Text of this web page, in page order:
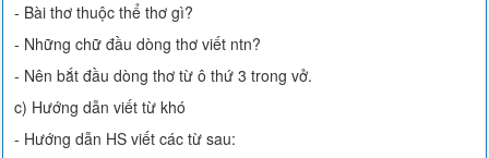
- Bài thơ thuộc thể thơ gì?
- Những chữ đầu dòng thơ viết ntn?
- Nên bắt đầu dòng thơ từ ô thứ 3 trong vở.
c) Hướng dẫn viết từ khó
- Hướng dẫn HS viết các từ sau: